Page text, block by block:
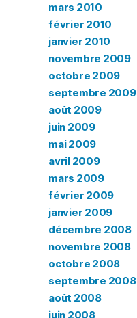
mars 2010
février 2010
janvier 2010
novembre 2009
octobre 2009
septembre 2009
août 2009
juin 2009
mai 2009
avril 2009
mars 2009
février 2009
janvier 2009
décembre 2008
novembre 2008
octobre 2008
septembre 2008
août 2008
juin 2008